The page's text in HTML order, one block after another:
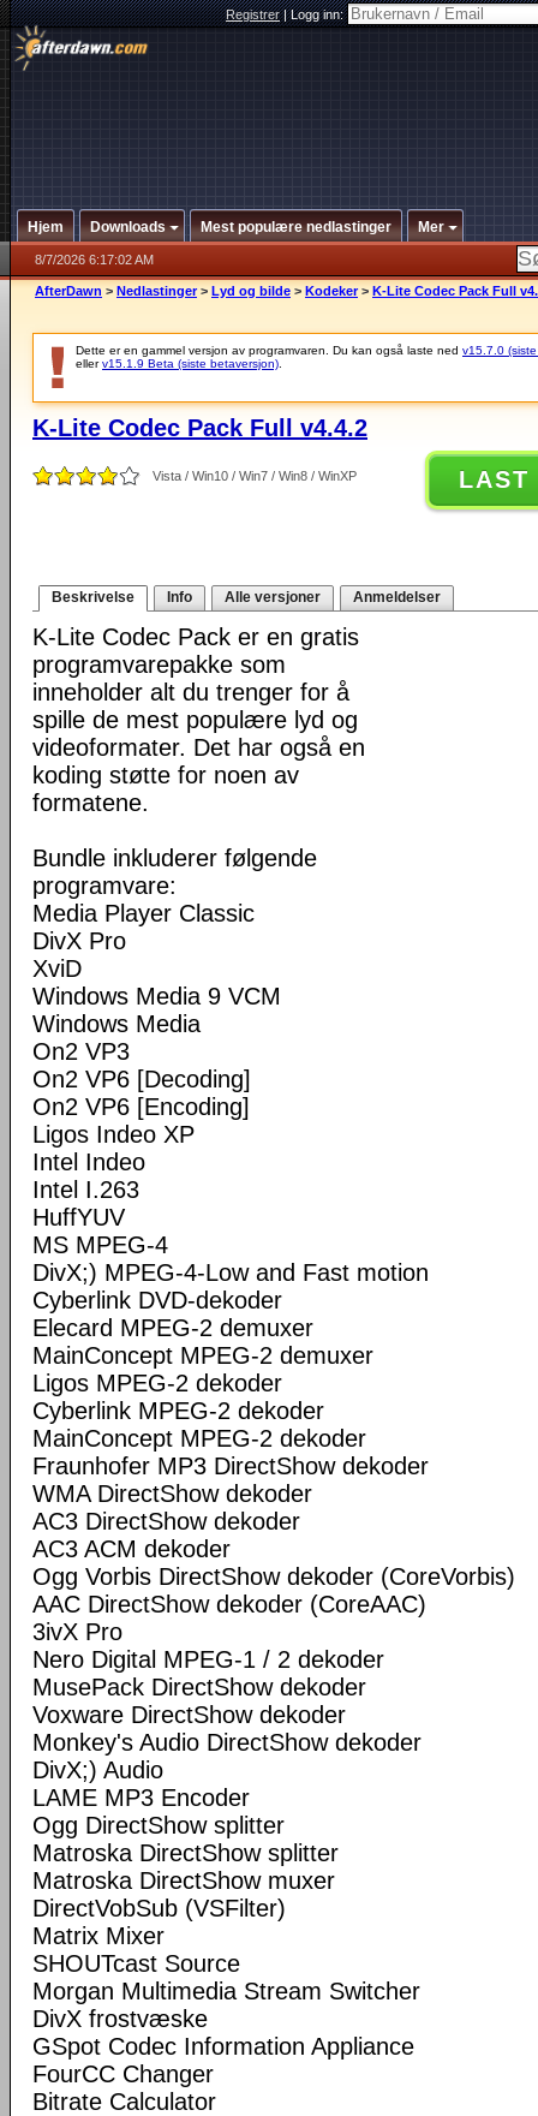
Registrer|Logg inn:
Hjem Downloads Mest populære nedlastinger Mer
8/7/2026 6:17:02 AM
AfterDawn > Nedlastinger > Lyd og bilde > Kodeker > K-Lite Codec Pack Full
Dette er en gammel versjon av programvaren. Du kan også laste ned v15.7.0
ellerv15.1.9 Beta (siste betaversjon)
K-Lite Codec Pack Full v4.4.2
Vista / Win10 / Win7 / Win8 / WinXP LAST
Beskrivelse Info Alle versjoner Anmeldelser
K-Lite Codec Pack er en gratis
programvarepakke som
inneholder alt du trenger for å
spille de mest populære lyd og
videoformater. Det har også en
koding støtte for noen av
formatene.
Bundle inkluderer følgende
programvare:
Media Player Classic
DivX Pro
XviD
Windows Media 9 VCM
Windows Media
On2 VP3
On2 VP6 [Decoding]
On2 VP6 [Encoding]
Ligos Indeo XP
Intel Indeo
Intel I.263
HuffYUV
MS MPEG-4
DivX;) MPEG-4-Low and Fast motion
Cyberlink DVD-dekoder
Elecard MPEG-2 demuxer
MainConcept MPEG-2 demuxer
Ligos MPEG-2 dekoder
Cyberlink MPEG-2 dekoder
MainConcept MPEG-2 dekoder
Fraunhofer MP3 DirectShow dekoder
WMA DirectShow dekoder
AC3 DirectShow dekoder
AC3 ACM dekoder
Ogg Vorbis DirectShow dekoder (CoreVorbis)
AAC DirectShow dekoder (CoreAAC)
3ivX Pro
Nero Digital MPEG-1 / 2 dekoder
MusePack DirectShow dekoder
Voxware DirectShow dekoder
Monkey's Audio DirectShow dekoder
DivX;) Audio
LAME MP3 Encoder
Ogg DirectShow splitter
Matroska DirectShow splitter
Matroska DirectShow muxer
DirectVobSub (VSFilter)
Matrix Mixer
SHOUTcast Source
Morgan Multimedia Stream Switcher
DivX frostvæske
GSpot Codec Information Appliance
FourCC Changer
Bitrate Calculator